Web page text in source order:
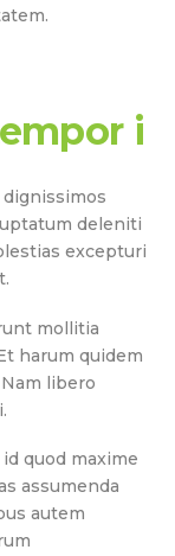
i
deleniti
excepturi
mollitia
harum quidem
libero
quod maxime
assumenda
autem